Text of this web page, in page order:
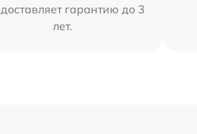
гарантию до 3
лет.